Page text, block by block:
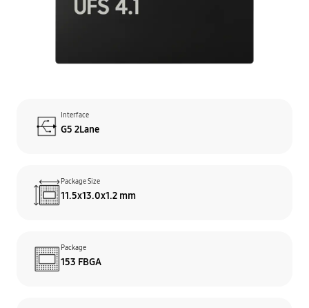
Interface
G5 2Lane
Package Size
11.5x13.0x1.2 mm
Package
153 FBGA